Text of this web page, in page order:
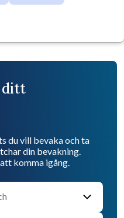
ditt
du vill bevaka och ta
din bevakning.
komma igång.